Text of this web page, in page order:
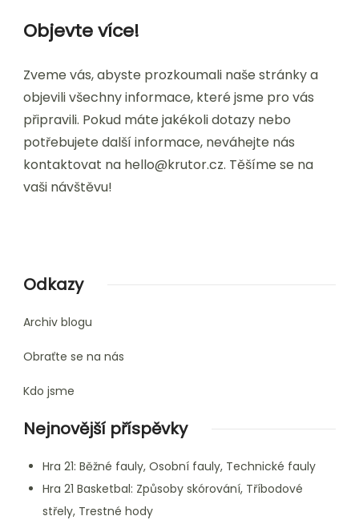
Objevte více!
Zveme vás, abyste prozkoumali naše stránky a
objevili všechny informace, které jsme pro vás
připravili. Pokud máte jakékoli dotazy nebo
potřebujete další informace, neváhejte nás
kontaktovat na hello@krutor.cz. Těšíme se na
vaši návštěvu!
Odkazy
Archiv blogu
Obraťte se na nás
Kdo jsme
Nejnovější příspěvky
Hra 21: Běžné fauly, Osobní fauly, Technické fauly
Hra 21 Basketbal: Způsoby skórování, Tříbodové
střely, Trestné hody